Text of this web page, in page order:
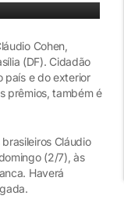
Cohen,
(DF). Cidadão
país e do exterior
prêmios, também é
Cláudio
(2/7), às
Haverá